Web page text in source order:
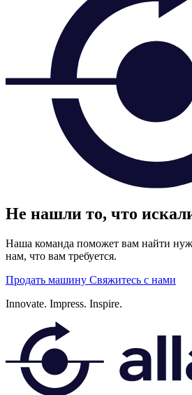
Не нашли то, что
Наша команда поможет вам найти
нам, что вам требуется.
Продать машину Свяжитесь с нами
Innovate. Impress. Inspire.